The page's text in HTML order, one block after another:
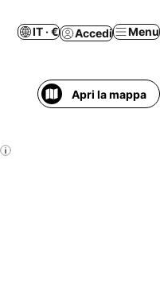
IT · € Accedi Menu
Apri la mappa